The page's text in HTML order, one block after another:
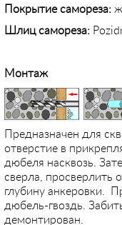
Покрытие самореза:
Шлиц самореза:
Монтаж
Предназначен для
отверстие в
дюбеля насквозь.
сверла, просверлить
глубину анкеровки.
дюбель-гвоздь.
демонтирован.